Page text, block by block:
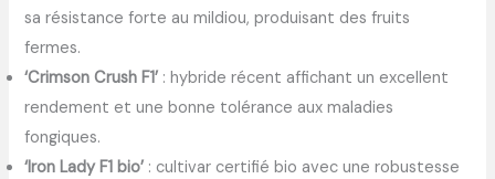
sa résistance forte au mildiou, produisant des fruits
fermes.
‘Crimson Crush F1’ : hybride récent affichant un excellent
rendement et une bonne tolérance aux maladies
fongiques.
‘Iron Lady F1 bio’ : cultivar certifié bio avec une robustesse